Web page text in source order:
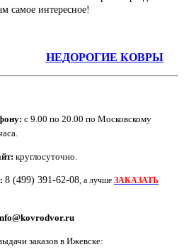
самое интересное!
НЕДОРОГИЕ КОВРЫ
с 9.00 по 20.00 по Московскому
круглосуточно.
8 (499) 391-62-08, а лучше ЗАКАЗАТЬ
заказов в Ижевске: